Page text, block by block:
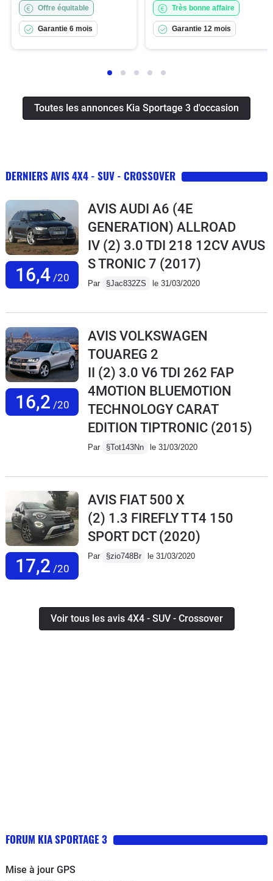
Offre équitable
Garantie 6 mois
Très bonne affaire
Garantie 12 mois
Toutes les annonces Kia Sportage 3 d'occasion
DERNIERS AVIS 4X4 - SUV - CROSSOVER
16,4/20
AVIS AUDI A6 (4E
GENERATION) ALLROAD
IV (2) 3.0 TDI 218 12CV AVUS
S TRONIC 7 (2017)
Par §Jac832ZS le 31/03/2020
16,2 /20
AVIS VOLKSWAGEN
TOUAREG 2
II (2) 3.0 V6 TDI 262 FAP
4MOTION BLUEMOTION
TECHNOLOGY CARAT
EDITION TIPTRONIC (2015)
Par §Tot143Nn le 31/03/2020
17,2 /20
AVIS FIAT 500 X
(2) 1.3 FIREFLY T T4 150
SPORT DCT(2020)
Par §zio748Br le 31/03/2020
Voir tous les avis 4X4 - SUV - Crossover
FORUM KIA SPORTAGE 3
Mise à jour GPS